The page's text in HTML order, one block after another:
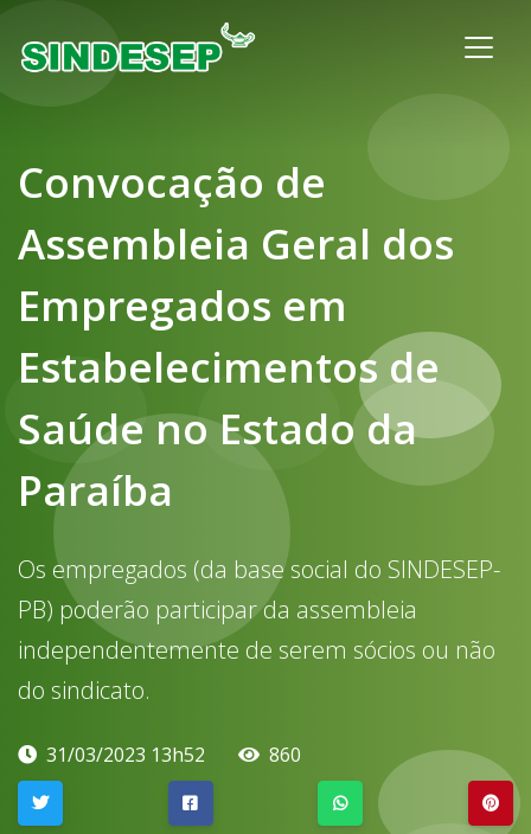
Convocação de
Assembleia Geral dos
Empregados em
Estabelecimentos de
Saúde no Estado da
Paraíba
Os empregados (da base social do SINDESEP-
PB) poderão participar da assembleia
independentemente de serem sócios ou não
do sindicato.
31/03/2023 13h52 860